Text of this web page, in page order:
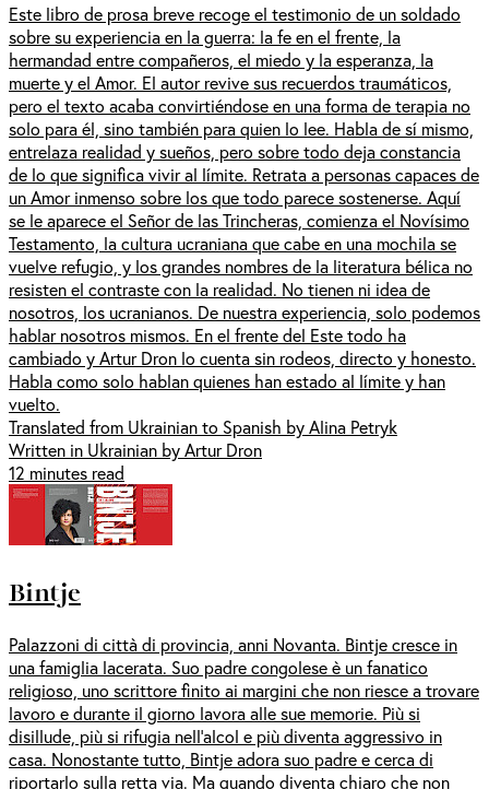
Este libro de prosa breve recoge el testimonio de un soldado
sobre su experiencia en la guerra: la fe en el frente, la
hermandad entre compañeros, el miedo y la esperanza, la
muerte y el Amor. El autor revive sus recuerdos traumáticos,
pero el texto acaba convirtiéndose en una forma de terapia no
solo para él, sino también para quien lo lee. Habla de sí mismo,
entrelaza realidad y sueños, pero sobre todo deja constancia
de lo que significa vivir al límite. Retrata a personas capaces de
un Amor inmenso sobre los que todo parece sostenerse. Aquí
se le aparece el Señor de las Trincheras, comienza el Novísimo
Testamento, la cultura ucraniana que cabe en una mochila se
vuelve refugio, y los grandes nombres de la literatura bélica no
resisten el contraste con la realidad. No tienen ni idea de
nosotros, los ucranianos. De nuestra experiencia, solo podemos
hablar nosotros mismos. En el frente del Este todo ha
cambiado y Artur Dron lo cuenta sin rodeos, directo y honesto.
Habla como solo hablan quienes han estado al límite y han
vuelto.
Translated from Ukrainian to Spanish by Alina Petryk
Written in Ukrainian by Artur Dron
12 minutes read
Bintje
Palazzoni di città di provincia, anni Novanta. Bintje cresce in
una famiglia lacerata. Suo padre congolese è un fanatico
religioso, uno scrittore finito ai margini che non riesce a trovare
lavoro e durante il giorno lavora alle sue memorie. Più si
disillude, più si rifugia nell’alcol e più diventa aggressivo in
casa. Nonostante tutto, Bintje adora suo padre e cerca di
riportarlo sulla retta via. Ma quando diventa chiaro che non